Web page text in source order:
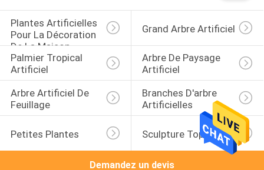
Plantes Artificielles
Pour La Décoration
De La Maison
Grand Arbre Artificiel
Palmier Tropical
Artificiel
Arbre De Paysage
Artificiel
Arbre Artificiel De
Feuillage
Branches D'arbre
Artificielles
Petites Plantes Sculpture Topiaire
Demandez un devis